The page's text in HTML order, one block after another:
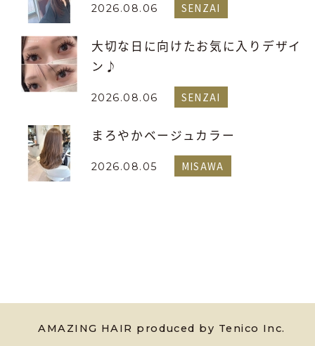
2026.08.06 SENZAI
大切な日に向けたお気に入りデザイ
ン♪
2026.08.06 SENZAI
まろやかベージュカラー
2026.08.05 MISAWA
AMAZING HAIR produced by Tenico Inc.